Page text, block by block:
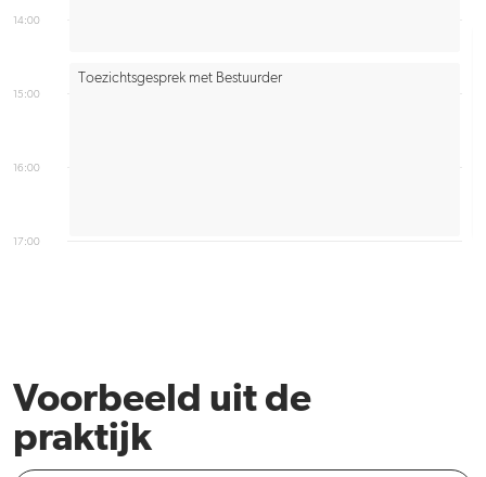
14:00
15:00
16:00
17:00
Toezichtsgesprek met Bestuurder
Voorbeeld uit de
praktijk